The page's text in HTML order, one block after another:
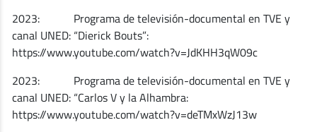
2023: Programa de televisión-documental en TVE y
canal UNED: “Dierick Bouts”:
https://www.youtube.com/watch?v=JdKHH3qW09c
2023: Programa de televisión-documental en TVE y
canal UNED: “Carlos V y la Alhambra:
https://www.youtube.com/watch?v=deTMxWzJ13w